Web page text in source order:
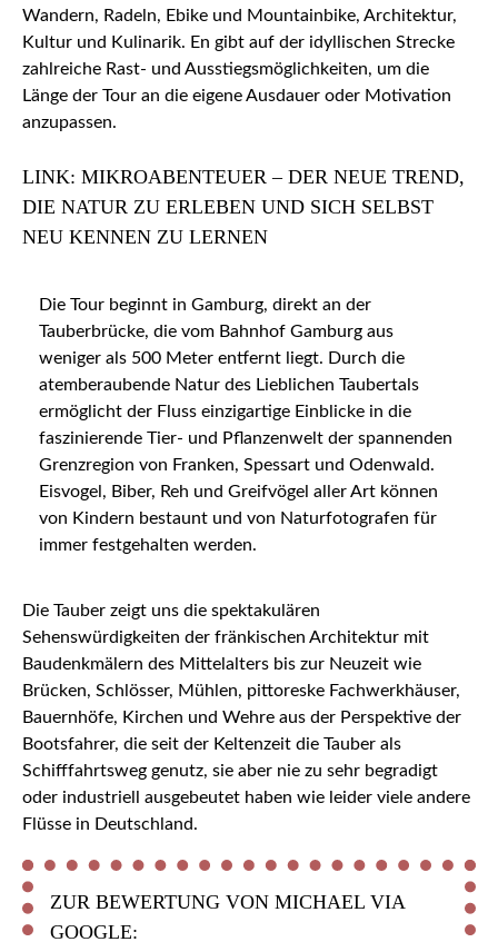
Wandern, Radeln, Ebike und Mountainbike, Architektur,
Kultur und Kulinarik. En gibt auf der idyllischen Strecke
zahlreiche Rast- und Ausstiegsmöglichkeiten, um die
Länge der Tour an die eigene Ausdauer oder Motivation
anzupassen.
LINK: MIKROABENTEUER – DER NEUE TREND,
DIE NATUR ZU ERLEBEN UND SICH SELBST
NEU KENNEN ZU LERNEN
Die Tour beginnt in Gamburg, direkt an der
Tauberbrücke, die vom Bahnhof Gamburg aus
weniger als 500 Meter entfernt liegt. Durch die
atemberaubende Natur des Lieblichen Taubertals
ermöglicht der Fluss einzigartige Einblicke in die
faszinierende Tier- und Pflanzenwelt der spannenden
Grenzregion von Franken, Spessart und Odenwald.
Eisvogel, Biber, Reh und Greifvögel aller Art können
von Kindern bestaunt und von Naturfotografen für
immer festgehalten werden.
Die Tauber zeigt uns die spektakulären
Sehenswürdigkeiten der fränkischen Architektur mit
Baudenkmälern des Mittelalters bis zur Neuzeit wie
Brücken, Schlösser, Mühlen, pittoreske Fachwerkhäuser,
Bauernhöfe, Kirchen und Wehre aus der Perspektive der
Bootsfahrer, die seit der Keltenzeit die Tauber als
Schifffahrtsweg genutz, sie aber nie zu sehr begradigt
oder industriell ausgebeutet haben wie leider viele andere
Flüsse in Deutschland.
ZUR BEWERTUNG VON MICHAEL VIA
GOOGLE: